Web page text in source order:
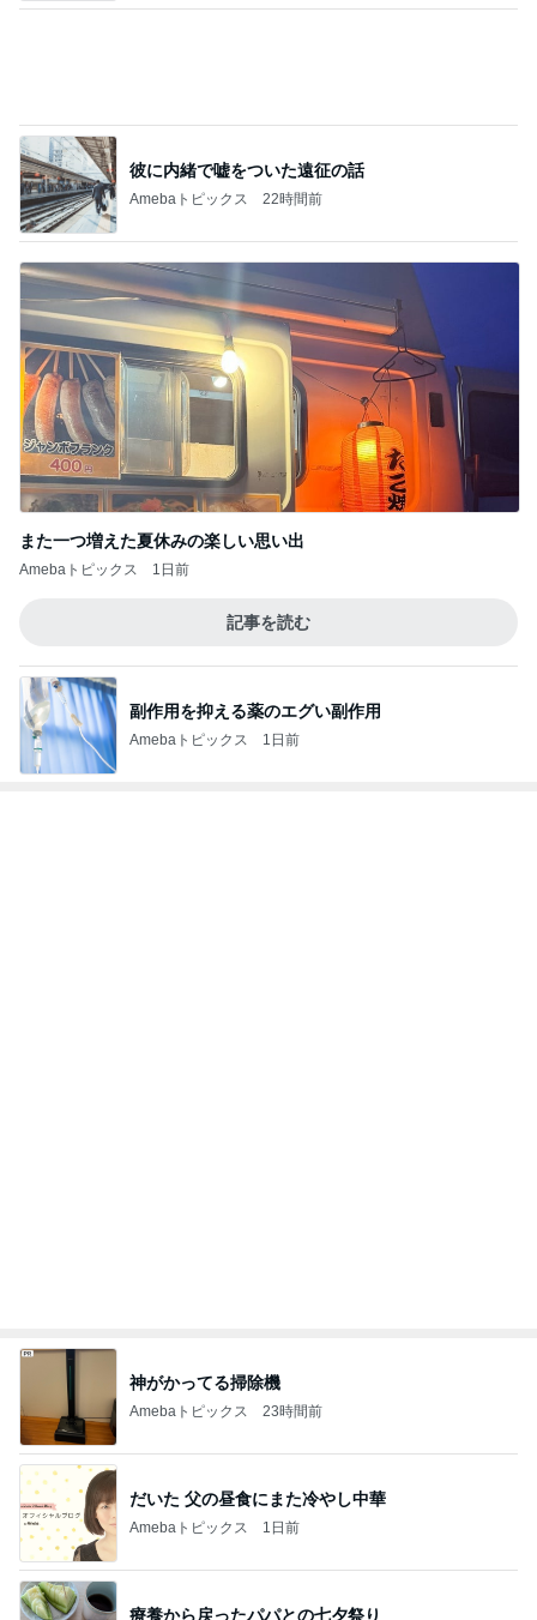
彼に内緒で嘘をついた遠征の話
Amebaトピックス 22時間前
また一つ増えた夏休みの楽しい思い出
Amebaトピックス 1日前
記事を読む
副作用を抑える薬のエグい副作用
Amebaトピックス 1日前
神がかってる掃除機
Amebaトピックス 23時間前
だいた 父の昼食にまた冷やし中華
Amebaトピックス 1日前
療養から戻ったパパとの七夕祭り